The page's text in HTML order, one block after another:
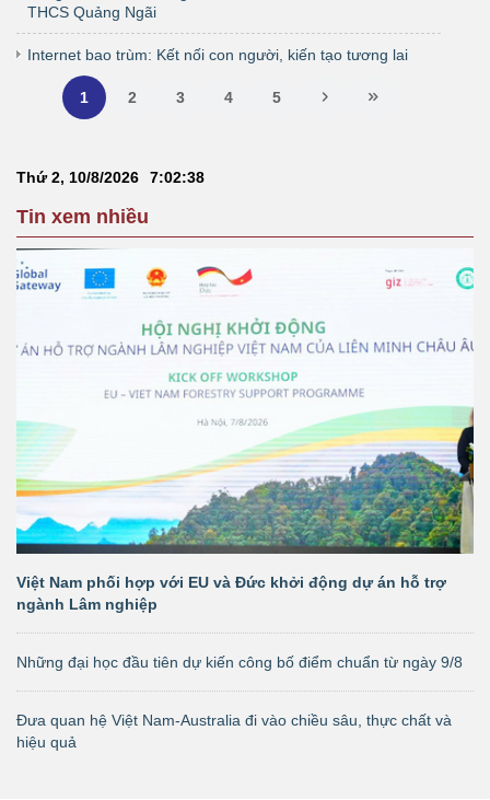
THCS Quảng Ngãi
Internet bao trùm: Kết nối con người, kiến tạo tương lai
1 2 3 4 5
Thứ 2, 10/8/2026 7:02:38
Tin xem nhiều
Việt Nam phối hợp với EU và Đức khởi động dự án hỗ trợ
ngành Lâm nghiệp
Những đại học đầu tiên dự kiến công bố điểm chuẩn từ ngày 9/8
Đưa quan hệ Việt Nam-Australia đi vào chiều sâu, thực chất và
hiệu quả